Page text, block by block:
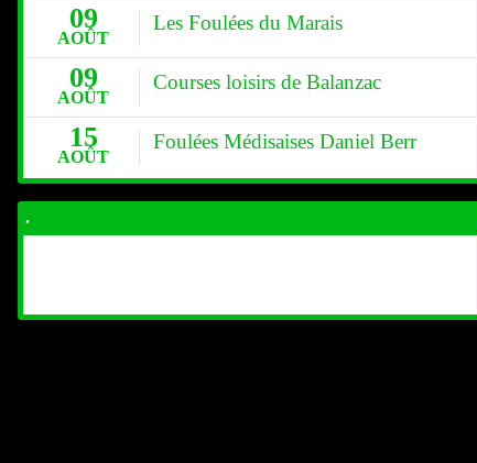
09
AOÛT
Les Foulées du Marais
09
AOÛT
Courses loisirs de Balanzac
15
AOÛT
Foulées Médisaises Daniel Berr
.